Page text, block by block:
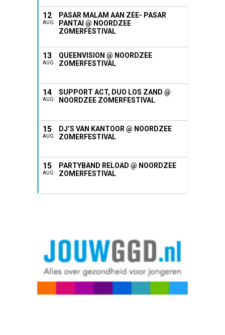
12
AUG
PASAR MALAM AAN ZEE- PASAR
PANTAI @ NOORDZEE
ZOMERFESTIVAL
13
AUG
QUEENVISION @ NOORDZEE
ZOMERFESTIVAL
14
AUG
SUPPORT ACT, DUO LOS ZAND @
NOORDZEE ZOMERFESTIVAL
15
AUG
DJ’S VAN KANTOOR @ NOORDZEE
ZOMERFESTIVAL
15
AUG
PARTYBAND RELOAD @ NOORDZEE
ZOMERFESTIVAL